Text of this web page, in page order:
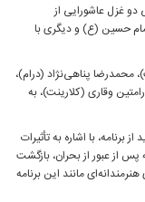
غزل عاشورایی از
حسین (ع) و دیگری با
محمدرضا پناهی‌نژاد (درام)،
وقاری (کلارینت)، به
برنامه، با اشاره به تأثیرات
مسئله پس از عبور از بحران، بازگشت
مانند این برنامه